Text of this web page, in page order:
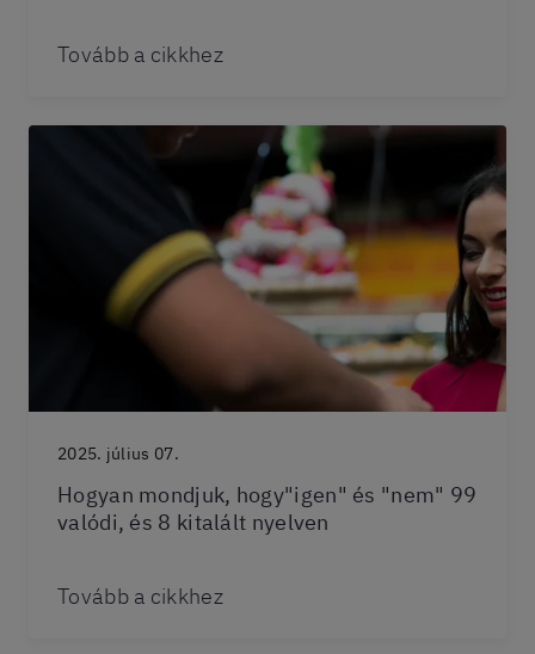
Tovább a cikkhez
2025. július 07.
Hogyan mondjuk, hogy"igen" és "nem" 99
valódi, és 8 kitalált nyelven
Tovább a cikkhez